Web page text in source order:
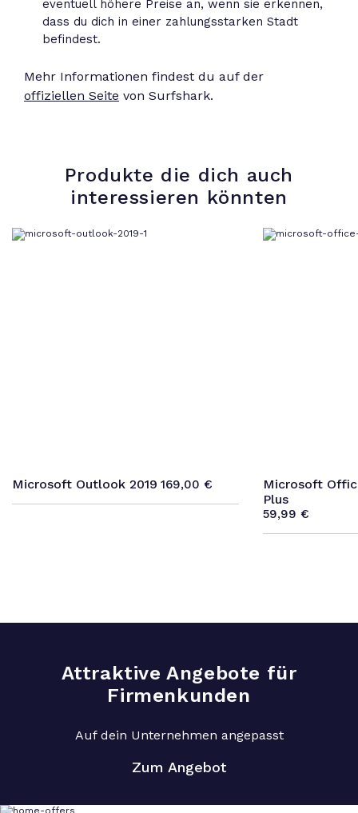
eventuell höhere Preise an, wenn sie erkennen,
dass du dich in einer zahlungsstarken Stadt
befindest.
Mehr Informationen findest du auf der
offiziellen Seite von Surfshark.
Produkte die dich auch
interessieren könnten
Microsoft Outlook 2019 169,00 €
Microsoft
Plus
59,99 €
Attraktive Angebote für
Firmenkunden
Auf dein Unternehmen angepasst
Zum Angebot